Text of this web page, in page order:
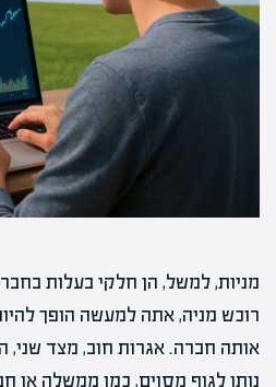
מניות, למשל, הן חלקי בעלות
רוכש מניה, אתה למעשה הופך
אותה חברה. אגרות חוב, מצד שני,
נותן לגוף מסוים, כמו ממשלה או